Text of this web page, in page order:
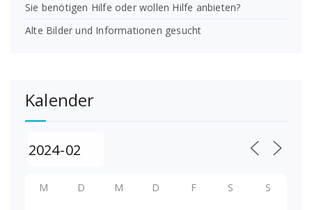
Sie benötigen Hilfe oder wollen Hilfe anbieten?
Alte Bilder und Informationen gesucht
Kalender
M D M D F S S